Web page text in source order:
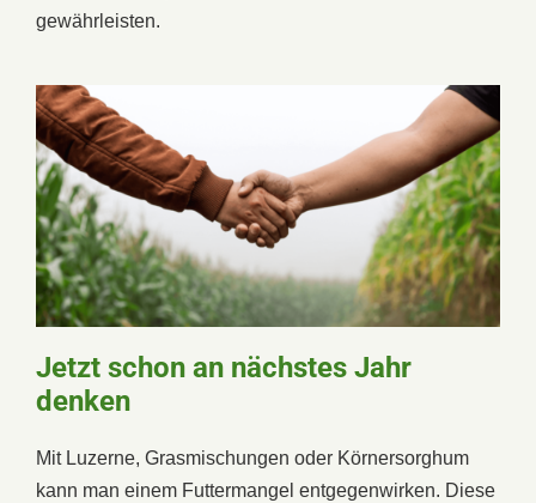
gewährleisten.
Jetzt schon an nächstes Jahr
denken
Mit Luzerne, Grasmischungen oder Körnersorghum
kann man einem Futtermangel entgegenwirken. Diese